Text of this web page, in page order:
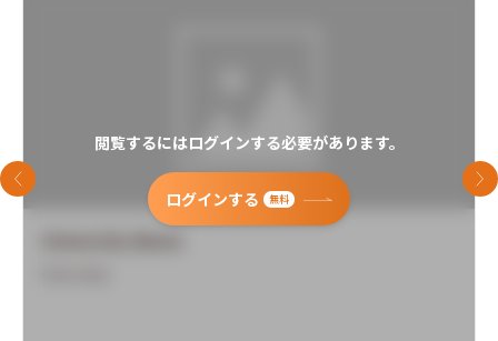
閲覧するにはログインする必要があります。
ログインする 無料
前のスライド 次